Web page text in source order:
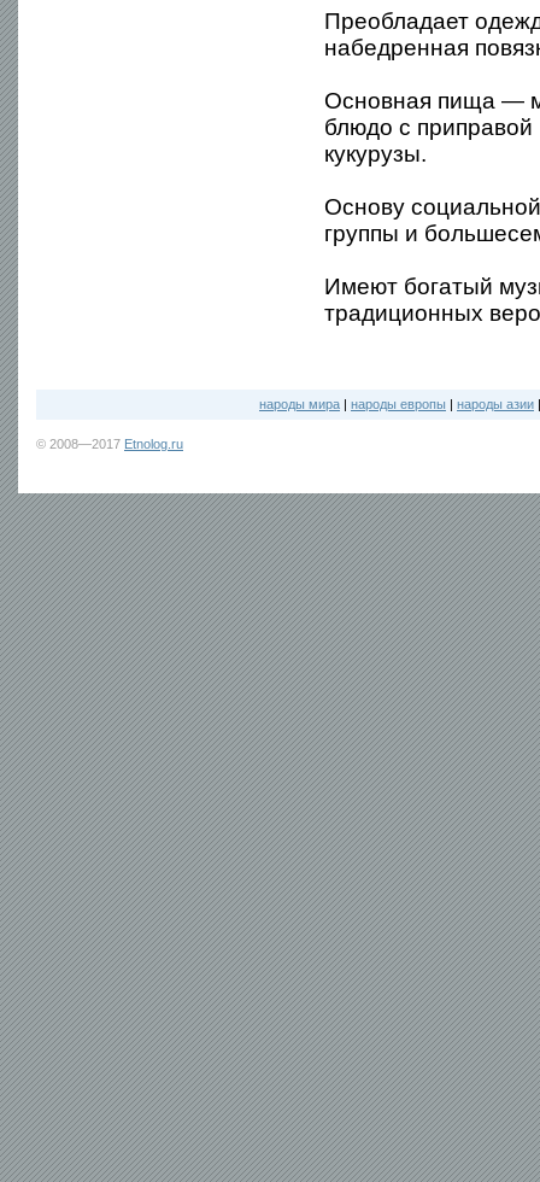
Преобладает
набедренная
Основная пища —
блюдо с
кукурузы.
Основу
группы и
Имеют богатый
традиционных
народы мира | народы европы | народы азии
© 2008—2017 Etnolog.ru